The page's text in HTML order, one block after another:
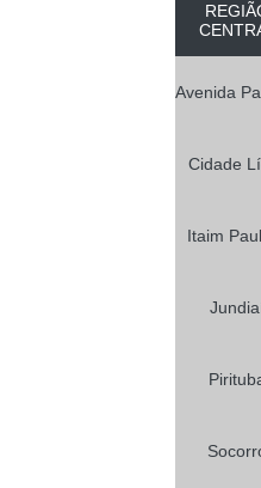
Avenida
Cidade
Itaim